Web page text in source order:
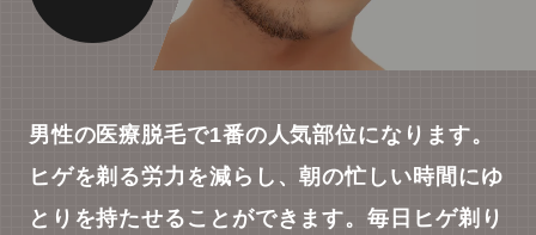
男性の医療脱毛で1番の人気部位になります。
ヒゲを剃る労力を減らし、朝の忙しい時間にゆ
とりを持たせることができます。毎日ヒゲ剃り